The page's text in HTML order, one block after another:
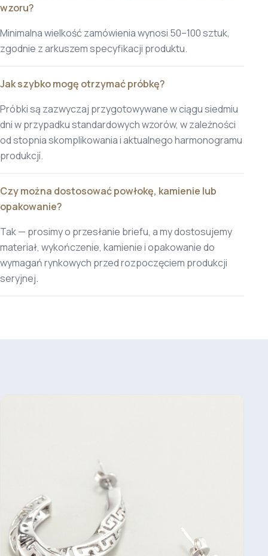
wzoru?
Minimalna wielkość zamówienia wynosi 50–100 sztuk,
zgodnie z arkuszem specyfikacji produktu.
Jak szybko mogę otrzymać próbkę?
Próbki są zazwyczaj przygotowywane w ciągu siedmiu
dni w przypadku standardowych wzorów, w zależności
od stopnia skomplikowania i aktualnego harmonogramu
produkcji.
Czy można dostosować powłokę, kamienie lub
opakowanie?
Tak — prosimy o przesłanie briefu, a my dostosujemy
materiał, wykończenie, kamienie i opakowanie do
wymagań rynkowych przed rozpoczęciem produkcji
seryjnej.